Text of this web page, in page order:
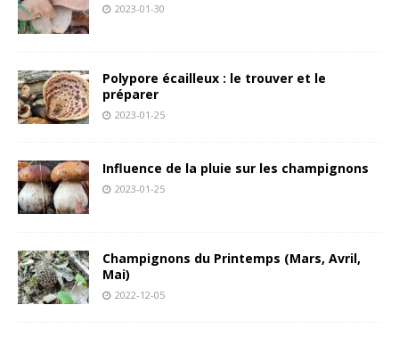
2023-01-30
Polypore écailleux : le trouver et le
préparer
2023-01-25
Influence de la pluie sur les champignons
2023-01-25
Champignons du Printemps (Mars, Avril,
Mai)
2022-12-05